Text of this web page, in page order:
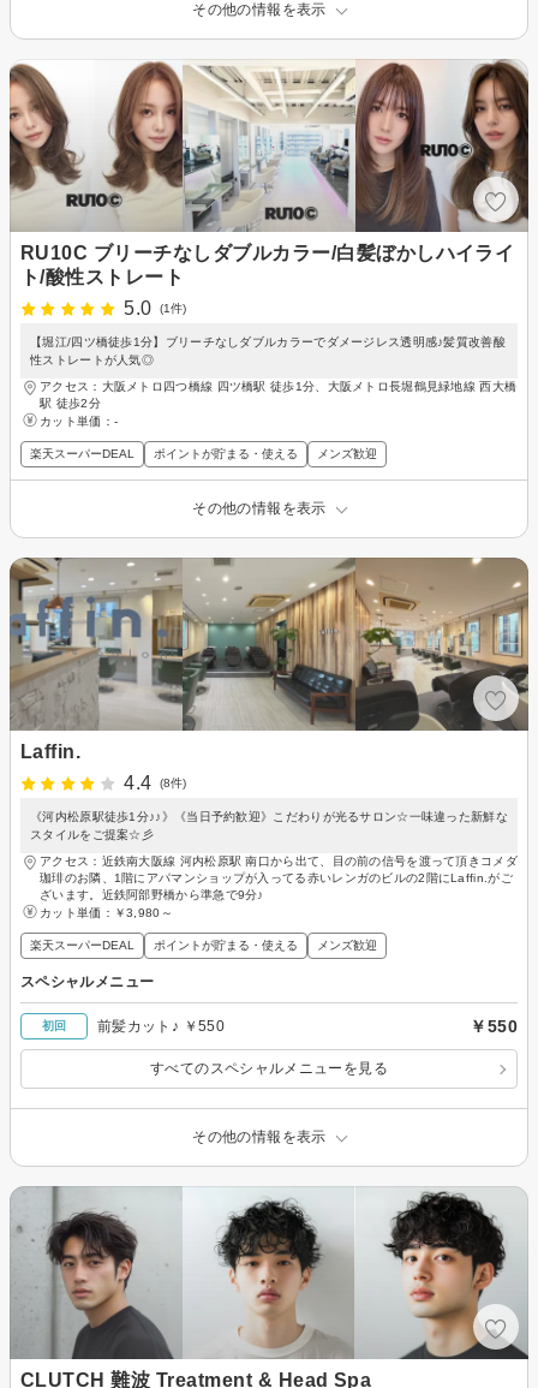
その他の情報を表示
RU10C ブリーチなしダブルカラー/白髪ぼかしハイライ
ト/酸性ストレート
5.0
(1件)
【堀江/四ツ橋徒歩1分】ブリーチなしダブルカラーでダメージレス透明感♪髪質改善酸
性ストレートが人気◎
アクセス：大阪メトロ四つ橋線 四ツ橋駅 徒歩1分、大阪メトロ長堀鶴見緑地線 西大橋
駅 徒歩2分
カット単価： -
楽天スーパーDEAL ポイントが貯まる・使える メンズ歓迎
その他の情報を表示
Laffin.
4.4
(8件)
《河内松原駅徒歩1分♪♪》《当日予約歓迎》こだわりが光るサロン☆一味違った新鮮な
スタイルをご提案☆彡
アクセス：近鉄南大阪線 河内松原駅 南口から出て、目の前の信号を渡って頂きコメダ
珈琲のお隣、1階にアパマンショップが入ってる赤いレンガのビルの2階にLaffin.がご
ざいます。近鉄阿部野橋から準急で9分♪
カット単価： ￥3,980～
楽天スーパーDEAL ポイントが貯まる・使える メンズ歓迎
スペシャルメニュー
初回 前髪カット♪ ￥550 ￥550
すべてのスペシャルメニューを見る
その他の情報を表示
CLUTCH 難波 Treatment & Head Spa